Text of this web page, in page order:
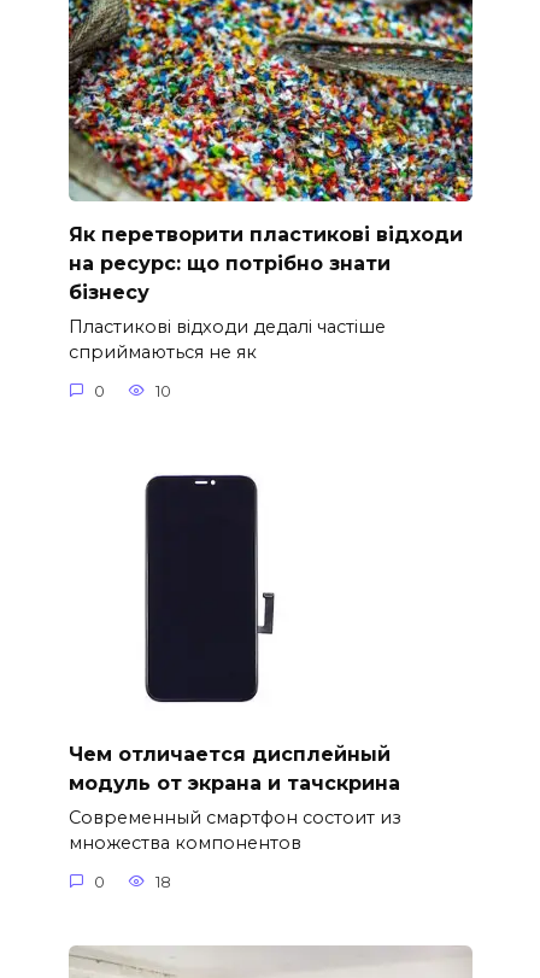
Як перетворити пластикові відходи
на ресурс: що потрібно знати
бізнесу
Пластикові відходи дедалі частіше
сприймаються не як
0 10
Чем отличается дисплейный
модуль от экрана и тачскрина
Современный смартфон состоит из
множества компонентов
0 18